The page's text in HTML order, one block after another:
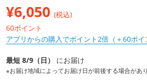
¥6,050 (税込)
60ポイント
アプリからの購入でポイント2倍（＋60ポイ
最短 8/9（日） にお届け
※お届け地域によってお届け日が前後する場合があり